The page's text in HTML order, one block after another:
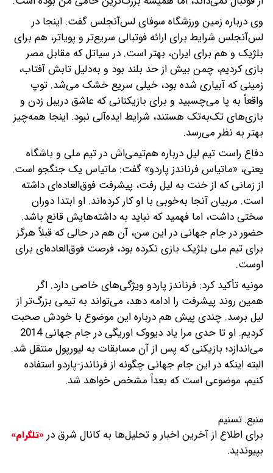
وی درباره زمین ورزشگاه سوفای لس‌آنجلس گفت: اینجا در
لس‌آنجلس شرایط برای ارائه فوتبالی سریع‌تر و پویاتر، هم برای
بلژیک و هم برای ایران، بهتر است. در سیاتل که مقابل مصر
بازی کردیم، چمن بیش از حد بلند بود و به‌دلیل تابش آفتاب،
زمینی که آبیاری شده بود، خیلی سریع خشک می‌شد. توپ
واقعاً به پا می‌چسبید و برای بازیکنانی که عاشق دریبل زدن و
بازی‌های تک‌به‌تک هستند، شرایط ایده‌آلی نبود. اینجا همه‌چیز
بهتر به نظر می‌رسد.
دفاع راست تیم لیل درباره هم‌تیمی‌اش در تیم ملی و باشگاه
یعنی، «ماتیاس فرناندز پاردو» گفت: ماتیاس یک جنگجو است.
از زمانی که از خنت به لیل رفت، پیشرفت فوق‌العاده‌ای داشته
است. مربیان آنجا به‌خوبی با او کار کرده‌اند. او ابتدا دوران
سختی داشت، اما فهمید که نباید به داشته‌هایش قانع باشد.
حضور در جام جهانی در این سن، آن هم در حالی که قبلاً هرگز
برای تیم ملی بلژیک بازی نکرده بود، فرصت فوق‌العاده‌ای برای
اوست.
مونیه تأکید کرد: فرناندز پاردو ویژگی‌های خاصی دارد. اگر
همین روند پیشرفت را ادامه دهد، می‌تواند به تیمی بزرگ‌تر از
لیل برسد. چندی پیش هم درباره این موضوع با خودش صحبت
کردیم. او تا حدی مرا یاد دیووک اوریگی در جام جهانی 2014
می‌اندازد؛ بازیکنی که پس از آن مسابقات به لیورپول منتقل شد.
البته اینکه در این جام جهانی چگونه از فرناندز-پاردو استفاده
کنیم، موضوعی است که بعداً مشخص خواهد شد.
منبع: تسنیم
برای اطلاع از آخرین اخبار و تحلیل‌ها به کانال شرق در «تلگرام»
بپیوندید.